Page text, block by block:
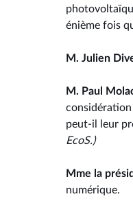
énième fois
M. Julien
M. Paul
considération
peut-il leur
EcoS.)
Mme la
numérique.